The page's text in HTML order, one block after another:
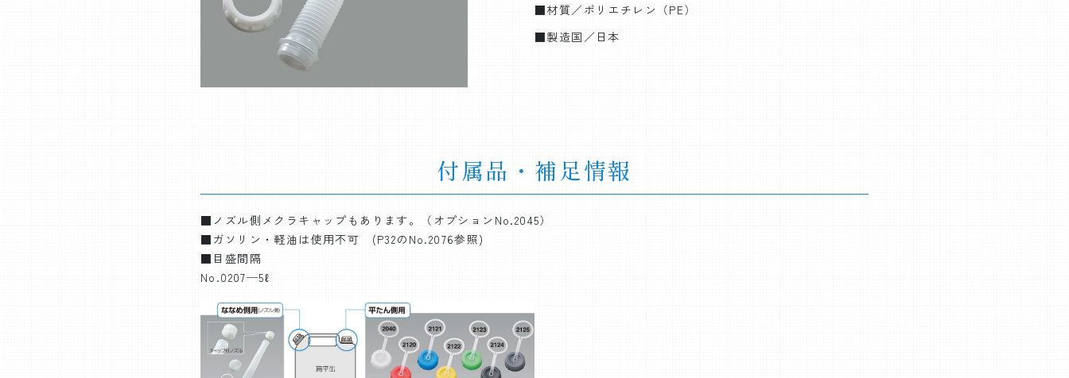
■材質／ポリエチレン（PE）
■製造国／日本
付属品・補足情報
■ノズル側メクラキャップもあります。（オプションNo.2045）
■ガソリン・軽油は使用不可 (P32のNo.2076参照)
■目盛間隔
No.0207─5ℓ